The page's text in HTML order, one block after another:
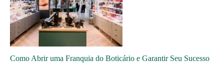
Como Abrir uma Franquia do Boticário e Garantir Seu Sucesso